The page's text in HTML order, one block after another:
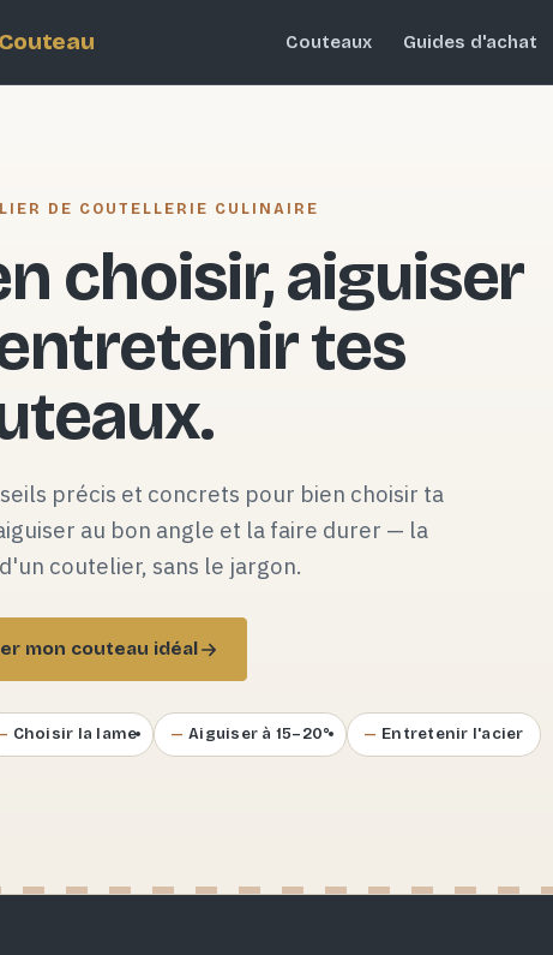
Couteau Couteaux Guides d'achat
DE COUTELLERIE CULINAIRE
choisir, aiguiser
tes
précis et concrets pour bien choisir ta
au bon angle et la faire durer — la
coutelier, sans le jargon.
mon couteau idéal
Choisir la lame Aiguiser à 15–20° Entretenir l'acier